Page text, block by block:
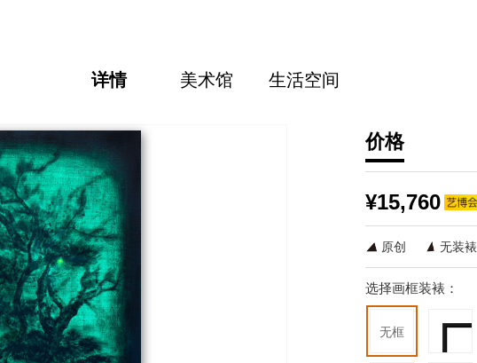
详情 美术馆 生活空间
价格
¥15,760
原创 无装裱
选择画框装裱：
无框